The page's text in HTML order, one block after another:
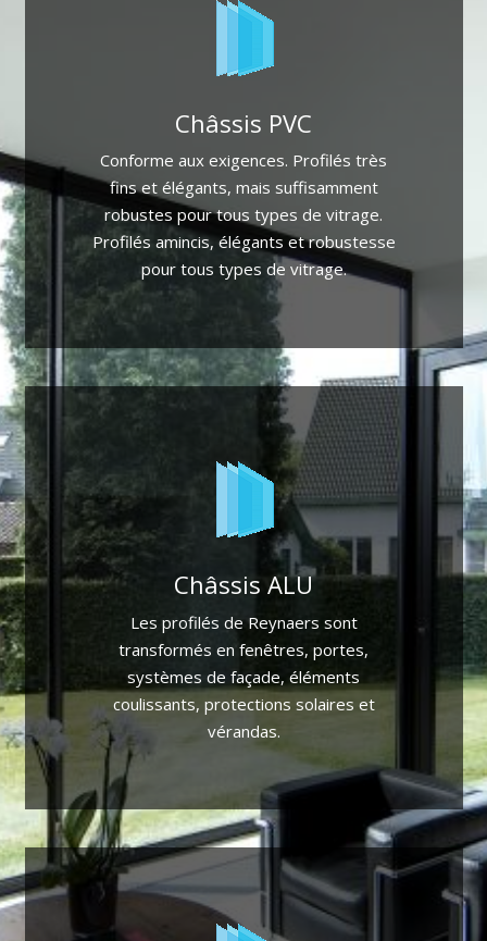
Châssis PVC
Conforme aux exigences. Profilés très
fins et élégants, mais suffisamment
robustes pour tous types de vitrage.
Profilés amincis, élégants et robustesse
pour tous types de vitrage.
Découvrez la gamme PVC
Portes et fenêtres en PVC sur mesure
pour tout type de bâtiment.
Plus d'info
Châssis ALU
Les profilés de Reynaers sont
transformés en fenêtres, portes,
systèmes de façade, éléments
coulissants, protections solaires et
vérandas.
Découvrez la gamme ALU
Portes et fenêtres en aluminium sur
mesure pour tout type de bâtiment.
Plus d'info